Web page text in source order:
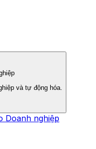
và tự động hóa.
Doanh nghiệp